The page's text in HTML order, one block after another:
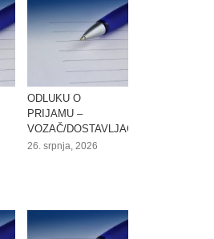
ODLUKU O
PRIJAMU –
VOZAČ/DOSTAVLJAČ
26. srpnja, 2026